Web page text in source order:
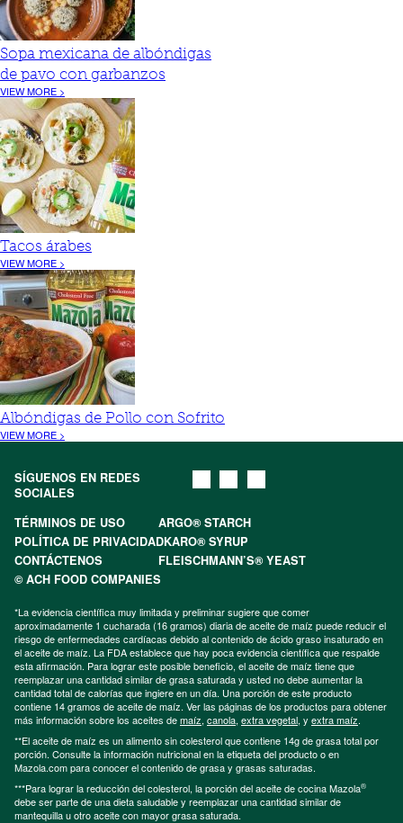
Sopa mexicana de albóndigas
de pavo con garbanzos
VIEW MORE >
Tacos árabes
VIEW MORE >
Albóndigas de Pollo con Sofrito
VIEW MORE >
SÍGUENOS EN REDES
SOCIALES
TÉRMINOS DE USO
ARGO® STARCH
POLÍTICA DE PRIVACIDADKARO® SYRUP
CONTÁCTENOS
FLEISCHMANN’S® YEAST
© ACH FOOD COMPANIES
*La evidencia científica muy limitada y preliminar sugiere que comer
aproximadamente 1 cucharada (16 gramos) diaria de aceite de maíz puede reducir el
riesgo de enfermedades cardíacas debido al contenido de ácido graso insaturado en
el aceite de maíz. La FDA establece que hay poca evidencia científica que respalde
esta afirmación. Para lograr este posible beneficio, el aceite de maíz tiene que
reemplazar una cantidad similar de grasa saturada y usted no debe aumentar la
cantidad total de calorías que ingiere en un día. Una porción de este producto
contiene 14 gramos de aceite de maíz. Ver las páginas de los productos para obtener
más información sobre los aceites demaíz, canola, extra vegetal, y extra maíz.
**El aceite de maíz es un alimento sin colesterol que contiene 14g de grasa total por
porción. Consulte la información nutricional en la etiqueta del producto o en
Mazola.com para conocer el contenido de grasa y grasas saturadas.
***Para lograr la reducción del colesterol, la porción del aceite de cocina Mazola®
debe ser parte de una dieta saludable y reemplazar una cantidad similar de
mantequilla u otro aceite con mayor grasa saturada.